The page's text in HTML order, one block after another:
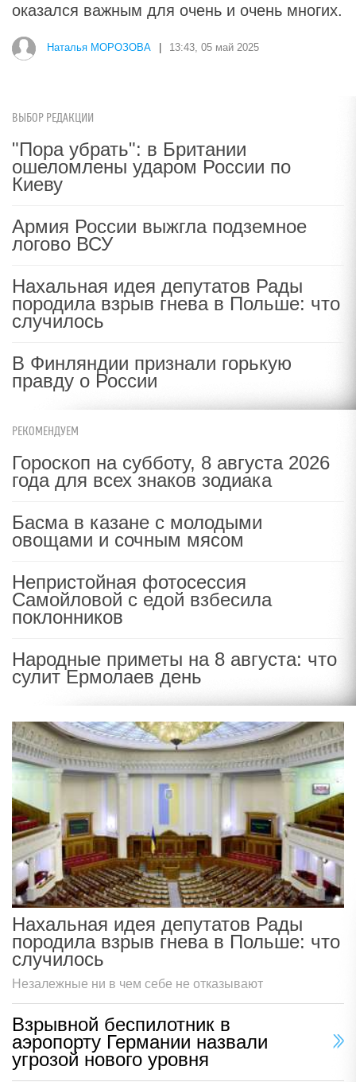
оказался важным для очень и очень многих.
жена и дочь
Наталья МОРОЗОВА | 13:43, 05 май 2025
ВЫБОР РЕДАКЦИИ
"Пора убрать": в Британии
ошеломлены ударом России по
Киеву
Армия России выжгла подземное
логово ВСУ
Нахальная идея депутатов Рады
породила взрыв гнева в Польше: что
случилось
В Финляндии признали горькую
правду о России
РЕКОМЕНДУЕМ
Гороскоп на субботу, 8 августа 2026
года для всех знаков зодиака
Басма в казане с молодыми
овощами и сочным мясом
Непристойная фотосессия
Самойловой с едой взбесила
поклонников
Народные приметы на 8 августа: что
сулит Ермолаев день
Нахальная идея депутатов Рады
породила взрыв гнева в Польше: что
случилось
Незалежные ни в чем себе не отказывают
Взрывной беспилотник в
аэропорту Германии назвали
угрозой нового уровня